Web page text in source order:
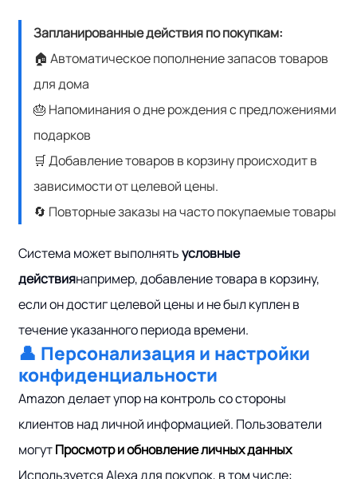
Запланированные действия по покупкам:
🏠 Автоматическое пополнение запасов товаров
для дома
🎂 Напоминания о дне рождения с предложениями
подарков
🛒 Добавление товаров в корзину происходит в
зависимости от целевой цены.
🔄 Повторные заказы на часто покупаемые товары
Система может выполнятьусловные
действиянапример, добавление товара в корзину,
если он достиг целевой цены и не был куплен в
течение указанного периода времени.
👤 Персонализация и настройки
конфиденциальности
Amazon делает упор на контроль со стороны
клиентов над личной информацией. Пользователи
могутПросмотр и обновление личных данных
Используется Alexa для покупок, в том числе: